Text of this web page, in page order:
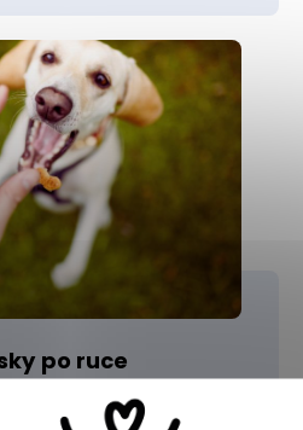
po ruce
krmiva můžete